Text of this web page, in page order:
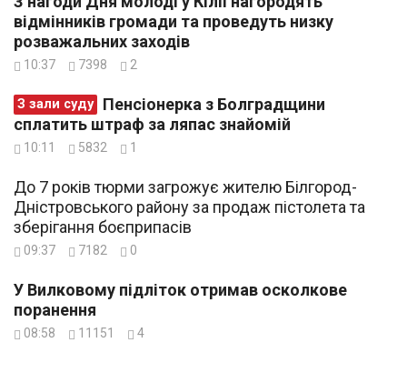
відмінників громади та проведуть низку
розважальних заходів
10:37 7398 2
З зали суду
сплатить штраф за ляпас знайомій
10:11 5832 1
До 7 років тюрми загрожує жителю Білгород-
Дністровського району за продаж пістолета та
зберігання боєприпасів
09:37 7182 0
У Вилковому підліток отримав осколкове
поранення
08:58 11151 4